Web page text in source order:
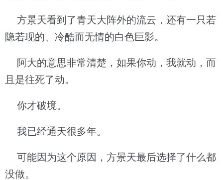
方景天看到了青天大阵外的流云，还有一只若
隐若现的、冷酷而无情的白色巨影。
阿大的意思非常清楚，如果你动，我就动，而
且是往死了动。
你才破境。
我已经通天很多年。
可能因为这个原因，方景天最后选择了什么都
没做。